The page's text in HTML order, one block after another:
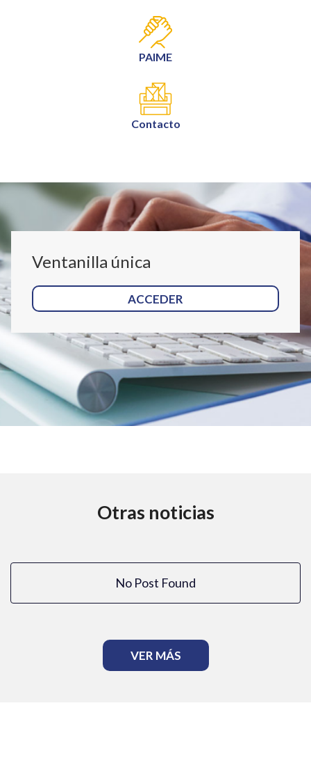
PAIME
Contacto
Ventanilla única
ACCEDER
Otras noticias
No Post Found
VER MÁS